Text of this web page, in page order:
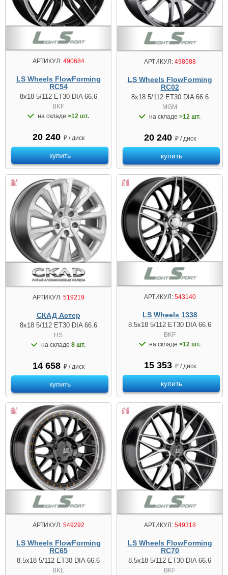
АРТИКУЛ:490684
LS Wheels FlowForming
RC54
8x18 5/112 ET30 DIA 66.6
BKF
на складе >12 шт.
20 240 ₽ / диск
купить
АРТИКУЛ:498588
LS Wheels FlowForming
RC02
8x18 5/112 ET30 DIA 66.6
MGM
на складе >12 шт.
20 240 ₽ / диск
купить
АРТИКУЛ:519219
СКАД Астер
8x18 5/112 ET30 DIA 66.6
HS
на складе 8 шт.
14 658 ₽ / диск
купить
АРТИКУЛ:543140
LS Wheels 1338
8.5x18 5/112 ET30 DIA 66.6
BKF
на складе >12 шт.
15 353 ₽ / диск
купить
АРТИКУЛ:549292
LS Wheels FlowForming
RC65
8.5x18 5/112 ET30 DIA 66.6
BKL
АРТИКУЛ:549318
LS Wheels FlowForming
RC70
8.5x18 5/112 ET30 DIA 66.6
BKF